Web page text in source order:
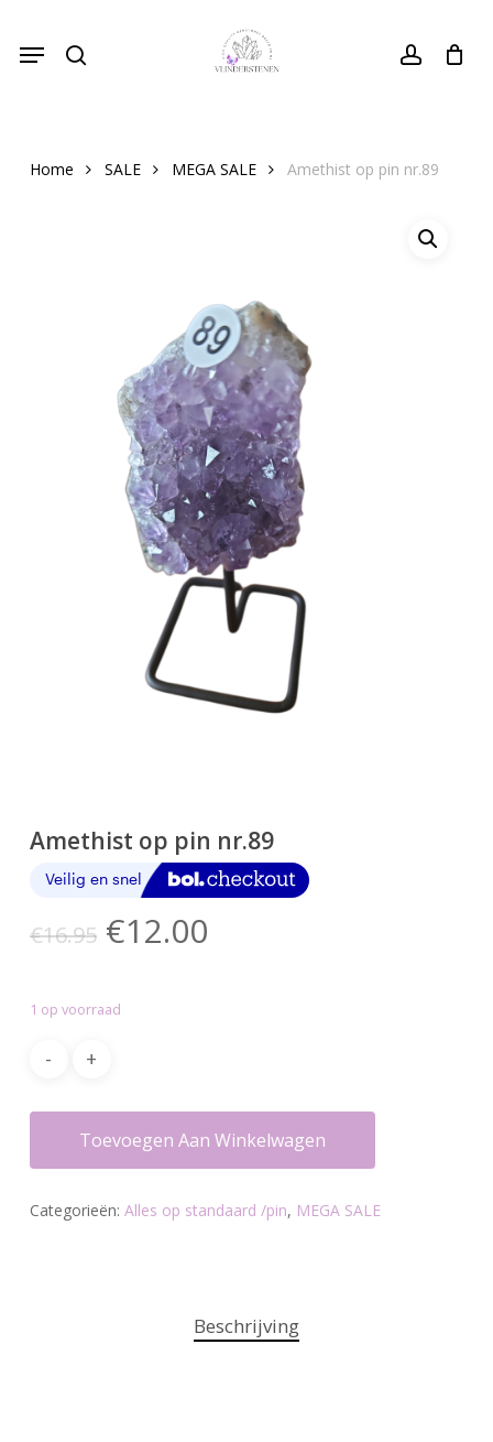
main
account
Menu Close
Cart
Home SALE MEGA SALE Amethist op pin nr.89
Amethist op pin nr.89
€16.95 Oorspronkelijke
was:
€16.95.
€12.00Huidige
1 op voorraad
Toevoegen Aan Winkelwagen
Categorieën: Alles op standaard /pin, MEGA SALE
Beschrijving